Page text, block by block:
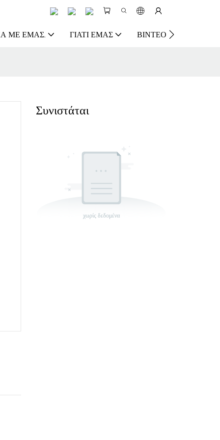
ΜΕ ΕΜΆΣ. ΓΙΑΤΊ ΕΜΆΣ ΒΊΝΤΕΟ
Συνιστάται
χωρίς δεδομένα